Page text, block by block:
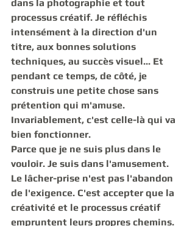
dans la photographie et tout
processus créatif. Je réfléchis
intensément à la direction d'un
titre, aux bonnes solutions
techniques, au succès visuel... Et
pendant ce temps, de côté, je
construis une petite chose sans
prétention qui m'amuse.
Invariablement, c'est celle-là qui va
bien fonctionner.
Parce que je ne suis plus dans le
vouloir. Je suis dans l'amusement.
Le lâcher-prise n'est pas l'abandon
de l'exigence. C'est accepter que la
créativité et le processus créatif
empruntent leurs propres chemins.